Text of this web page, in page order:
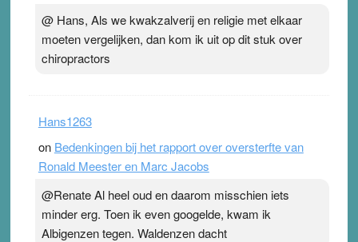
@ Hans, Als we kwakzalverij en religie met elkaar
moeten vergelijken, dan kom ik uit op dit stuk over
chiropractors
Hans1263
on Bedenkingen bij het rapport over oversterfte van
Ronald Meester en Marc Jacobs
@Renate Al heel oud en daarom misschien iets
minder erg. Toen ik even googelde, kwam ik
Albigenzen tegen. Waldenzen dacht